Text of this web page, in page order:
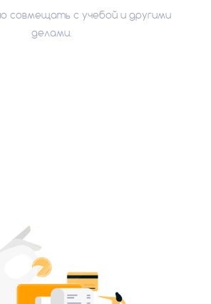
совмещать с учебой и другими
делами.